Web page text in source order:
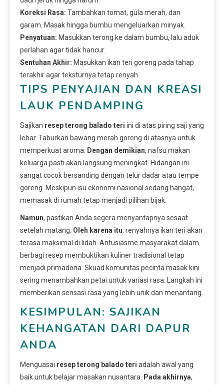
Koreksi Rasa: Tambahkan tomat, gula merah, dan
garam. Masak hingga bumbu mengeluarkan minyak.
Penyatuan: Masukkan terong ke dalam bumbu, lalu aduk
perlahan agar tidak hancur.
Sentuhan Akhir: Masukkan ikan teri goreng pada tahap
terakhir agar teksturnya tetap renyah.
TIPS PENYAJIAN DAN KREASI
LAUK PENDAMPING
Sajikan resep terong balado teri ini di atas piring saji yang
lebar. Taburkan bawang merah goreng di atasnya untuk
memperkuat aroma. Dengan demikian, nafsu makan
keluarga pasti akan langsung meningkat. Hidangan ini
sangat cocok bersanding dengan telur dadar atau tempe
goreng. Meskipun isu ekonomi nasional sedang hangat,
memasak di rumah tetap menjadi pilihan bijak.
Namun, pastikan Anda segera menyantapnya sesaat
setelah matang. Oleh karena itu, renyahnya ikan teri akan
terasa maksimal di lidah. Antusiasme masyarakat dalam
berbagi resep membuktikan kuliner tradisional tetap
menjadi primadona. Skuad komunitas pecinta masak kini
sering menambahkan petai untuk variasi rasa. Langkah ini
memberikan sensasi rasa yang lebih unik dan menantang.
KESIMPULAN: SAJIKAN
KEHANGATAN DARI DAPUR
ANDA
Menguasai resep terong balado teri adalah awal yang
baik untuk belajar masakan nusantara. Pada akhirnya,